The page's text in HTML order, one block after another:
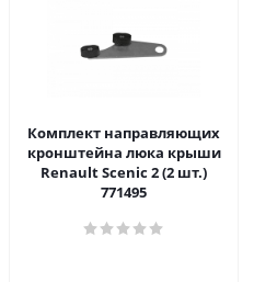
Комплект направляющих
кронштейна люка крыши
Renault Scenic 2 (2 шт.)
771495